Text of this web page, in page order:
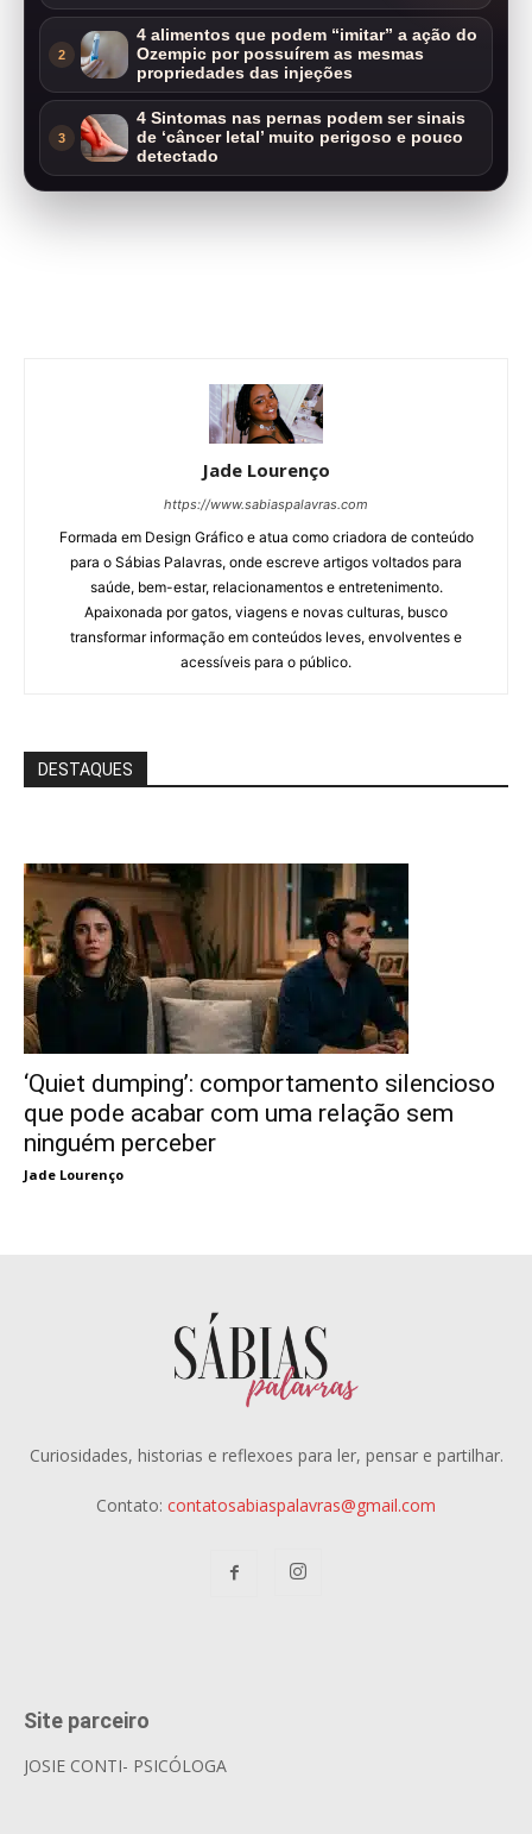
2
4 alimentos que podem “imitar” a ação do
Ozempic por possuírem as mesmas
propriedades das injeções
3
4 Sintomas nas pernas podem ser sinais
de ‘câncer letal’ muito perigoso e pouco
detectado
Jade Lourenço
https://www.sabiaspalavras.com
Formada em Design Gráfico e atua como criadora de conteúdo
para o Sábias Palavras, onde escreve artigos voltados para
saúde, bem-estar, relacionamentos e entretenimento.
Apaixonada por gatos, viagens e novas culturas, busco
transformar informação em conteúdos leves, envolventes e
acessíveis para o público.
DESTAQUES
‘Quiet dumping’: comportamento silencioso
que pode acabar com uma relação sem
ninguém perceber
Jade Lourenço
Curiosidades, historias e reflexoes para ler, pensar e partilhar.
Contato: contatosabiaspalavras@gmail.com
Site parceiro
JOSIE CONTI- PSICÓLOGA